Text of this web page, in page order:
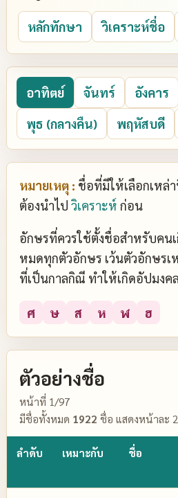
หลักทักษา วิเคราะห์ชื่อ
อาทิตย์ จันทร์ อังคาร
พุธ (กลางคืน)
พฤหัสบดี
หมายเหตุ : ชื่อที่มีให้เลือกเหล่
ต้องนำไป วิเคราะห์ ก่อน
อักษรที่ควรใช้ตั้งชื่อสำหรับคน
หมดทุกตัวอักษร เว้นตัวอักษรเ
ที่เป็นกาลกิณี ทำให้เกิดอัปมงค
ศ ษ ส ห ฬ ฮ
ตัวอย่างชื่อ
หน้าที่ 1/97
มีชื่อทั้งหมด 1922 ชื่อ แสดงหน้าละ
ลำดับ เหมาะกับ ชื่อ